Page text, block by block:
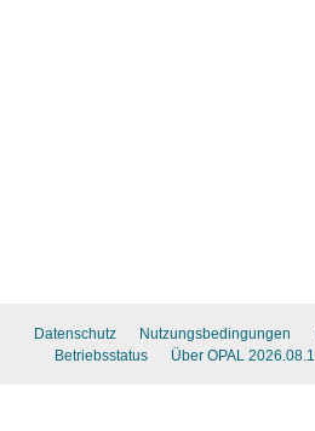
Datenschutz Nutzungsbedingungen
Betriebsstatus
Über OPAL 2026.08.1